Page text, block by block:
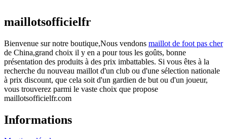
maillotsofficielfr
Bienvenue sur notre boutique,Nous vendons maillot de foot pas cher
de China,grand choix il y en a pour tous les goûts, bonne
présentation des produits à des prix imbattables. Si vous êtes à la
recherche du nouveau maillot d'un club ou d'une sélection nationale
à prix discount, que cela soit d'un gardien de but ou d'un joueur,
vous trouverez parmi le vaste choix que propose
maillotsofficielfr.com
Informations